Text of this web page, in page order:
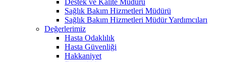
Sağlık Bakım Hizmetleri Müdürü
Sağlık Bakım Hizmetleri Müdür Yardımcıları
Değerlerimiz
Hasta Odaklılık
Hasta Güvenliği
Hakkaniyet